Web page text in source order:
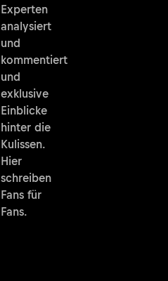
Experten
analysiert
und
kommentiert
und
exklusive
Einblicke
hinter die
Kulissen.
Hier
schreiben
Fans für
Fans.